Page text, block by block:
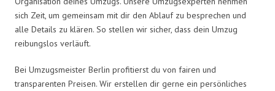
sich Zeit, um gemeinsam mit dir den Ablauf zu besprechen und
alle Details zu klären. So stellen wir sicher, dass dein Umzug
reibungslos verläuft.
Bei Umzugsmeister Berlin profitierst du von fairen und
transparenten Preisen. Wir erstellen dir gerne ein persönliches